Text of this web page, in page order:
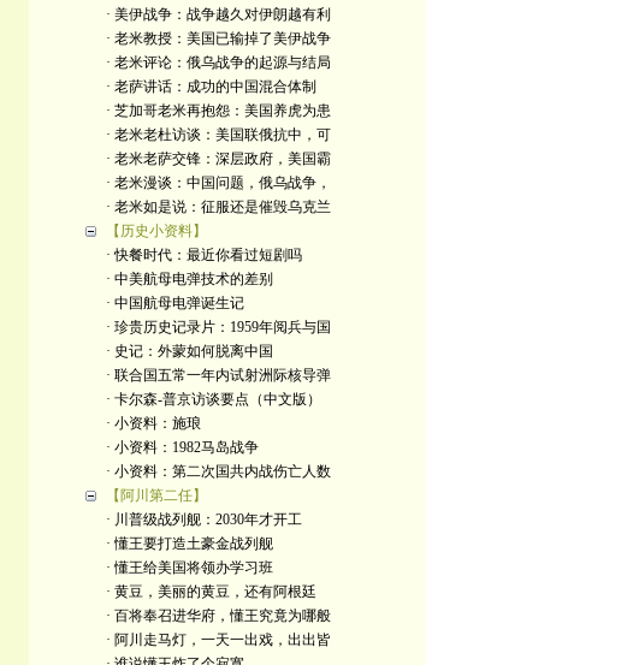
· 美伊战争：战争越久对伊朗越有利
· 老米教授：美国已输掉了美伊战争
· 老米评论：俄乌战争的起源与结局
· 老萨讲话：成功的中国混合体制
· 芝加哥老米再抱怨：美国养虎为患
· 老米老杜访谈：美国联俄抗中，可
· 老米老萨交锋：深层政府，美国霸
· 老米漫谈：中国问题，俄乌战争，
· 老米如是说：征服还是催毁乌克兰
【历史小资料】
· 快餐时代：最近你看过短剧吗
· 中美航母电弹技术的差别
· 中国航母电弹诞生记
· 珍贵历史记录片：1959年阅兵与国
· 史记：外蒙如何脱离中国
· 联合国五常一年内试射洲际核导弹
· 卡尔森-普京访谈要点（中文版）
· 小资料：施琅
· 小资料：1982马岛战争
· 小资料：第二次国共内战伤亡人数
【阿川第二任】
· 川普级战列舰：2030年才开工
· 懂王要打造土豪金战列舰
· 懂王给美国将领办学习班
· 黄豆，美丽的黄豆，还有阿根廷
· 百将奉召进华府，懂王究竟为哪般
· 阿川走马灯，一天一出戏，出出皆